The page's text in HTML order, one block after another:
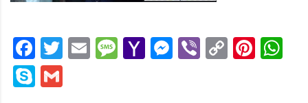
Facebook
Twitter
EmailMessage
Yahoo
Mail
Messenger
ViberCopy
Link
Skype